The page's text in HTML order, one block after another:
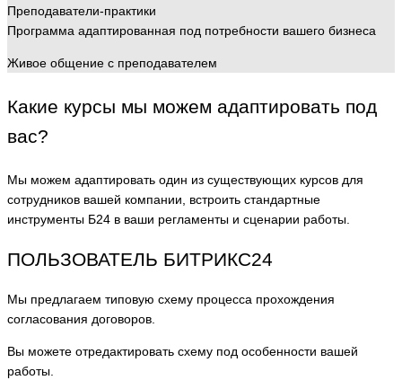
Преподаватели-практики
Программа адаптированная под потребности вашего бизнеса
Живое общение с преподавателем
Какие курсы мы можем адаптировать под
вас?
Мы можем адаптировать один из существующих курсов для
сотрудников вашей компании, встроить стандартные
инструменты Б24 в ваши регламенты и сценарии работы.
ПОЛЬЗОВАТЕЛЬ БИТРИКС24
Мы предлагаем типовую схему процесса прохождения
согласования договоров.
Вы можете отредактировать схему под особенности вашей
работы.